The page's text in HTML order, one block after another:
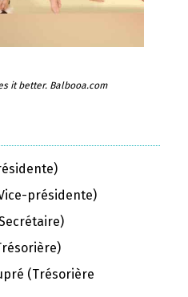
it better. Balbooa.com
présidente)
(Trésorière